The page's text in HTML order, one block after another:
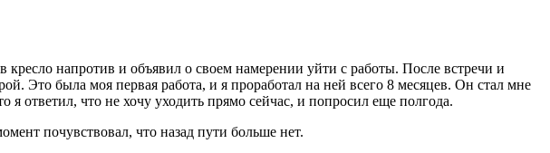
кресло напротив и объявил о своем намерении уйти с работы. После встречи и
Это была моя первая работа, и я проработал на ней всего 8 месяцев. Он стал мне
ответил, что не хочу уходить прямо сейчас, и попросил еще полгода.
почувствовал, что назад пути больше нет.